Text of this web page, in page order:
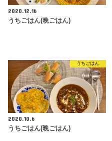
2020.12.16
うちごはん(晩ごはん)
うちごはん
2020.10.6
うちごはん(晩ごはん)